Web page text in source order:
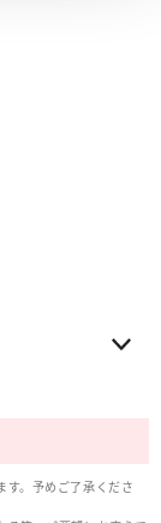
す。予めご了承くださ